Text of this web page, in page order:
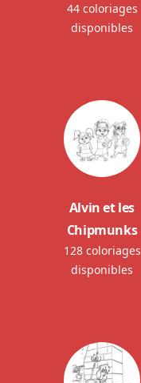
44 coloriages
disponibles
Alvin et les
Chipmunks
128 coloriages
disponibles